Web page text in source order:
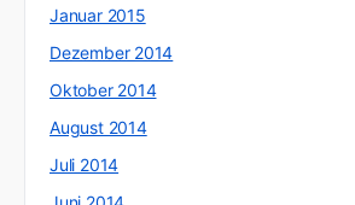
Januar 2015
Dezember 2014
Oktober 2014
August 2014
Juli 2014